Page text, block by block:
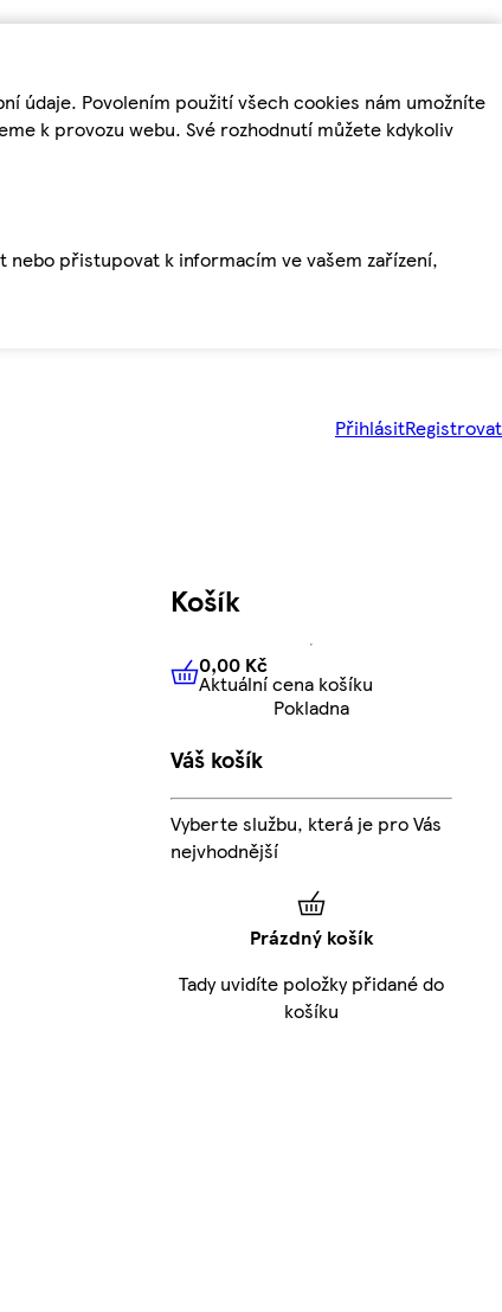
údaje. Povolením použití všech cookies nám umožníte
k provozu webu. Své rozhodnutí můžete kdykoliv
přistupovat k informacím ve vašem zařízení,
PřihlásitRegistrovat
Košík
0,00 KčAktuální cena košíku
0,00 Kč
Aktuální cena košíku
Pokladna
Váš košík
Vyberte službu, která je pro Vás
nejvhodnější
Prázdný košík
Tady uvidíte položky přidané do
košíku